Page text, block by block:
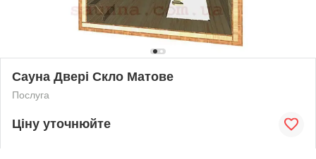
Сауна Двері Скло Матове
Послуга
Ціну уточнюйте